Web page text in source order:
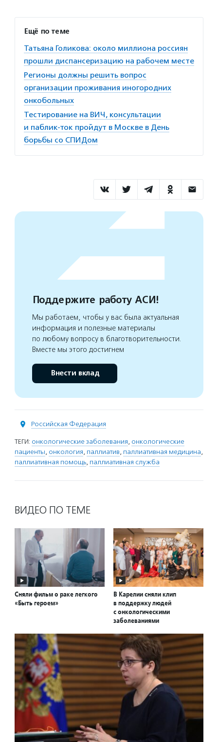
Ещё по теме
Татьяна Голикова: около миллиона россиян
прошли диспансеризацию на рабочем месте
Регионы должны решить вопрос
организации проживания иногородних
онкобольных
Тестирование на ВИЧ, консультации
и паблик-ток пройдут в Москве в День
борьбы со СПИДом
Поддержите работу АСИ!
Мы работаем, чтобы у вас была актуальная
информация и полезные материалы
по любому вопросу в благотворительности.
Вместе мы этого достигнем
Внести вклад
Российская Федерация
ТЕГИ: онкологические заболевания, онкологические
пациенты, онкология, паллиатив, паллиативная медицина,
паллиативная помощь, паллиативная служба
ВИДЕО ПО ТЕМЕ
Сняли фильм о раке легкого
«Быть героем»
В Карелии сняли клип
в поддержку людей
с онкологическими
заболеваниями